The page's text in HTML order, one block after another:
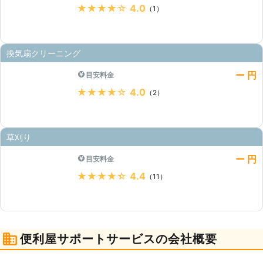
★★★★★ 4.0 （1）
換気扇クリーニング
目安料金
ー 円
★★★★★ 4.0 （2）
草刈り
目安料金
ー 円
★★★★★ 4.4 （11）
便利屋サポートサービスの会社概要